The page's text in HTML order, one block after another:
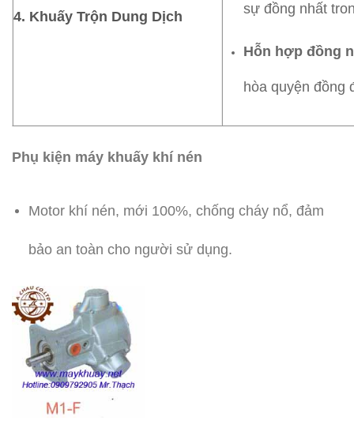
4. Khuấy Trộn Dung Dịch sự đồng nhất
Hỗn hợp đồng
hòa quyện đồng
Phụ kiện máy khuấy khí nén
Motor khí nén, mới 100%, chống cháy nổ, đảm
bảo an toàn cho người sử dụng.